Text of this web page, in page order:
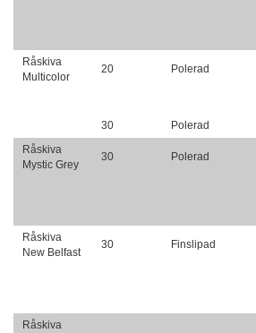
Råskiva
Multicolor
20 Polerad
30
Polerad
Råskiva
Mystic Grey
30 Polerad
Råskiva
New Belfast
30 Finslipad
Råskiva